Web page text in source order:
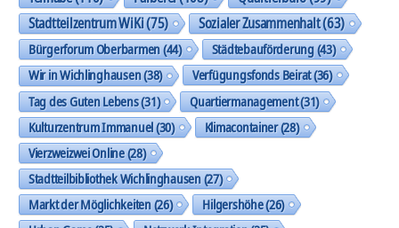
Stadtteilzentrum WiKi(75) Sozialer Zusammenhalt(63)
Bürgerforum Oberbarmen(44) Städtebauförderung(43)
Wir in Wichlinghausen(38) Verfügungsfonds Beirat(36)
Tag des Guten Lebens(31) Quartiermanagement(31)
Kulturzentrum Immanuel(30) Klimacontainer(28)
Vierzweizwei Online(28)
Stadtteilbibliothek Wichlinghausen(27)
Markt der Möglichkeiten(26) Hilgershöhe(26)